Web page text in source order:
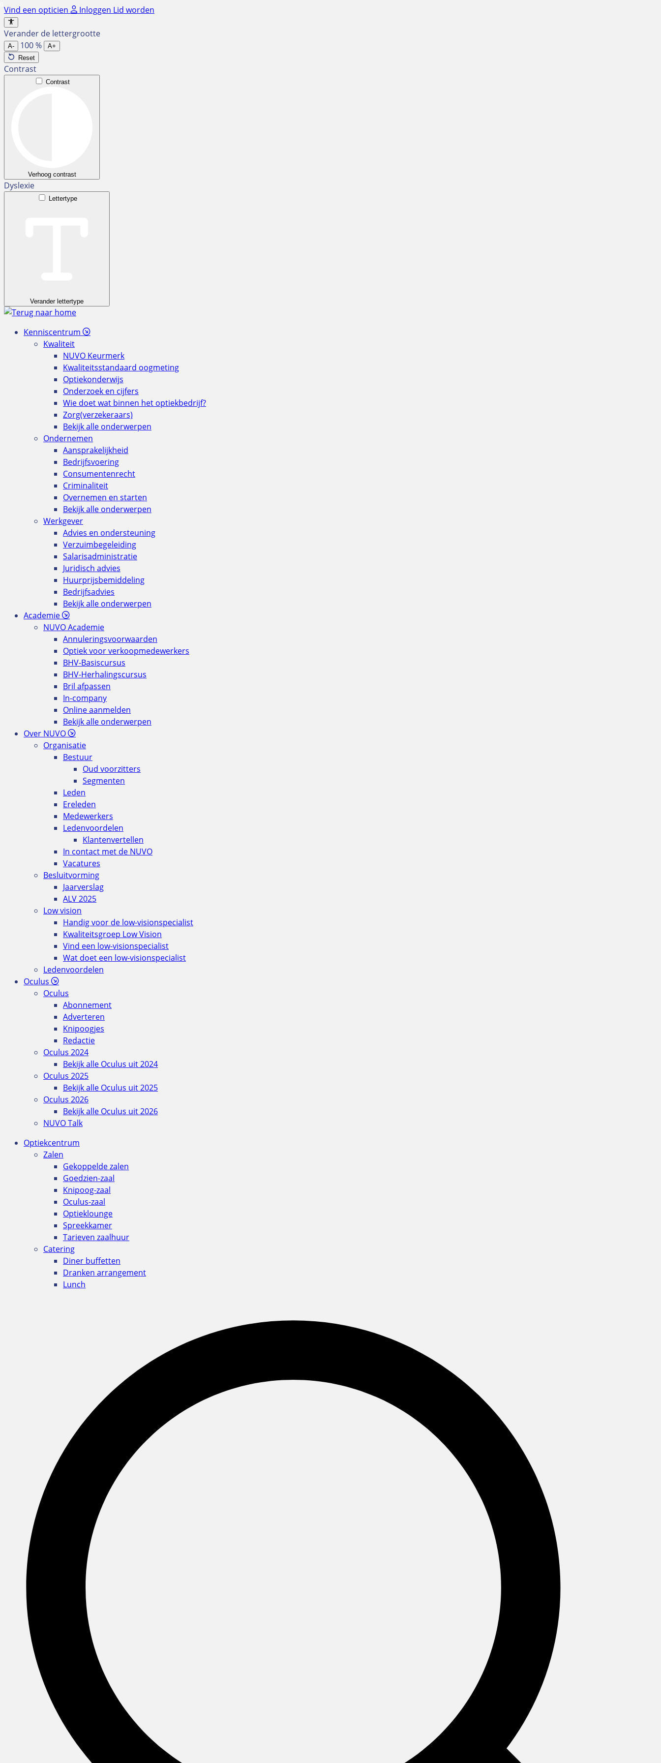
Ga
naar
de
inhoud
Vind een opticien Inloggen Lid worden
Verander de lettergrootte
A- 100%
A+
Reset
Contrast
Contrast
Verhoog contrast
Dyslexie
Lettertype
Verander lettertype
Kenniscentrum
Kwaliteit
NUVO Keurmerk
Kwaliteitsstandaard oogmeting
Optiekonderwijs
Onderzoek en cijfers
Wie doet wat binnen het optiekbedrijf?
Zorg(verzekeraars)
Bekijk alle onderwerpen
Ondernemen
Aansprakelijkheid
Bedrijfsvoering
Consumentenrecht
Criminaliteit
Overnemen en starten
Bekijk alle onderwerpen
Werkgever
Advies en ondersteuning
Verzuimbegeleiding
Salarisadministratie
Juridisch advies
Huurprijsbemiddeling
Bedrijfsadvies
Bekijk alle onderwerpen
Academie
NUVO Academie
Annuleringsvoorwaarden
Optiek voor verkoopmedewerkers
BHV-Basiscursus
BHV-Herhalingscursus
Bril afpassen
In-company
Online aanmelden
Bekijk alle onderwerpen
Over NUVO
Organisatie
Bestuur
Oud voorzitters
Segmenten
Leden
Ereleden
Medewerkers
Ledenvoordelen
Klantenvertellen
In contact met de NUVO
Vacatures
Besluitvorming
Jaarverslag
ALV 2025
Low vision
Handig voor de low-visionspecialist
Kwaliteitsgroep Low Vision
Vind een low-visionspecialist
Wat doet een low-visionspecialist
Ledenvoordelen
Oculus
Oculus
Abonnement
Adverteren
Knipoogjes
Redactie
Oculus 2024
Bekijk alle Oculus uit 2024
Oculus 2025
Bekijk alle Oculus uit 2025
Oculus 2026
Bekijk alle Oculus uit 2026
NUVO Talk
Optiekcentrum
Zalen
Gekoppelde zalen
Goedzien-zaal
Knipoog-zaal
Oculus-zaal
Optieklounge
Spreekkamer
Tarieven zaalhuur
Catering
Diner buffetten
Dranken arrangement
Lunch